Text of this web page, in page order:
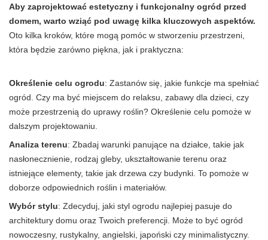
Aby zaprojektować estetyczny i funkcjonalny ogród przed
domem, warto wziąć pod uwagę kilka kluczowych aspektów.
Oto kilka kroków, które mogą pomóc w stworzeniu przestrzeni,
która będzie zarówno piękna, jak i praktyczna:
Określenie celu ogrodu: Zastanów się, jakie funkcje ma spełniać
ogród. Czy ma być miejscem do relaksu, zabawy dla dzieci, czy
może przestrzenią do uprawy roślin? Określenie celu pomoże w
dalszym projektowaniu.
Analiza terenu: Zbadaj warunki panujące na działce, takie jak
nasłonecznienie, rodzaj gleby, ukształtowanie terenu oraz
istniejące elementy, takie jak drzewa czy budynki. To pomoże w
doborze odpowiednich roślin i materiałów.
Wybór stylu: Zdecyduj, jaki styl ogrodu najlepiej pasuje do
architektury domu oraz Twoich preferencji. Może to być ogród
nowoczesny, rustykalny, angielski, japoński czy minimalistyczny.